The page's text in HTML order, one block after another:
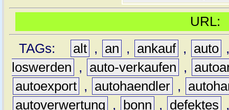
TAGs:
alt , an , ankauf , auto
loswerden
, auto-verkaufen ,
autoexport , autohaendler ,
autoverwertung
, bonn , defektes